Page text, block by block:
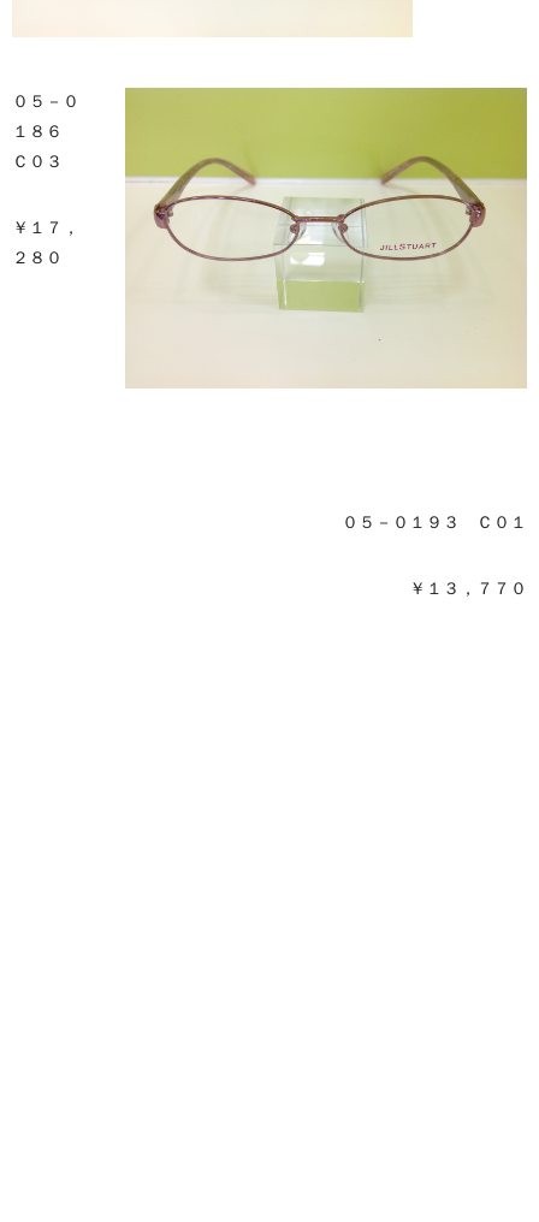
０５－０
１８６
Ｃ０３
￥１７，
２８０
０５－０１９３ Ｃ０１
￥１３，７７０